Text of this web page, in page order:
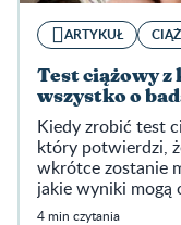
ARTYKUŁ
Test ciążowy z
wszystko o
Kiedy zrobić test
który potwierdzi,
wkrótce zostanie
jakie wyniki mogą
4 min czytania